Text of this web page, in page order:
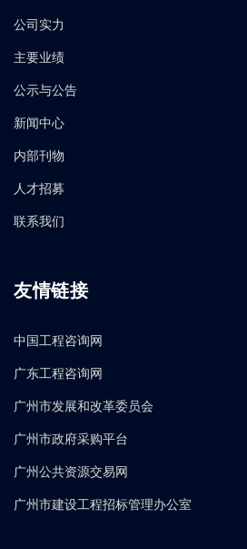
公司实力
主要业绩
公示与公告
新闻中心
内部刊物
人才招募
联系我们
友情链接
中国工程咨询网
广东工程咨询网
广州市发展和改革委员会
广州市政府采购平台
广州公共资源交易网
广州市建设工程招标管理办公室